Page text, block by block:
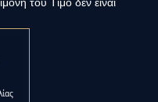
του Τίμο δεν είναι